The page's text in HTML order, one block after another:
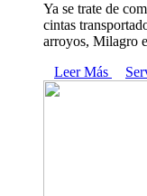
Ya se trate de
cintas
arroyos, Milagro
Leer Más